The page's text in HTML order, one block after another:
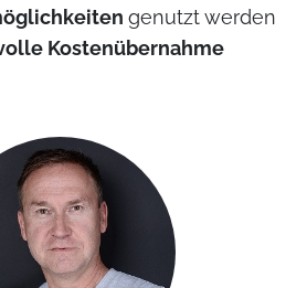
genutzt werden
Kostenübernahme